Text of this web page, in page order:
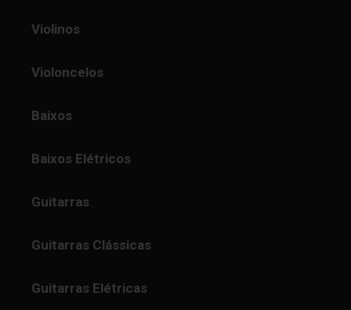
Violinos
Violoncelos
Baixos
Baixos Elétricos
Guitarras
Guitarras Clássicas
Guitarras Elétricas